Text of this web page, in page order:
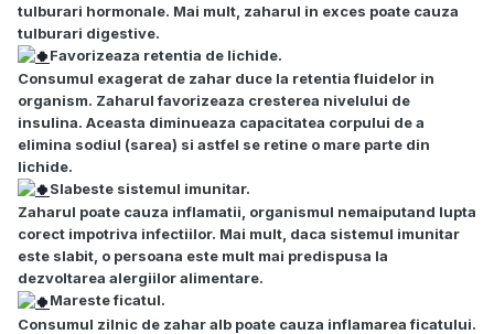
tulburari hormonale. Mai mult, zaharul in exces poate cauza
tulburari digestive.
Favorizeaza retentia de lichide.
Consumul exagerat de zahar duce la retentia fluidelor in
organism. Zaharul favorizeaza cresterea nivelului de
insulina. Aceasta diminueaza capacitatea corpului de a
elimina sodiul (sarea) si astfel se retine o mare parte din
lichide.
Slabeste sistemul imunitar.
Zaharul poate cauza inflamatii, organismul nemaiputand lupta
corect impotriva infectiilor. Mai mult, daca sistemul imunitar
este slabit, o persoana este mult mai predispusa la
dezvoltarea alergiilor alimentare.
Mareste ficatul.
Consumul zilnic de zahar alb poate cauza inflamarea ficatului.